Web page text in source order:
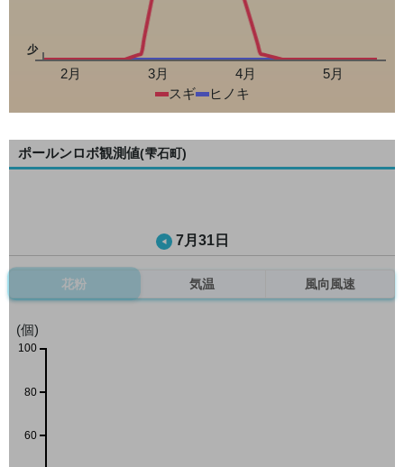
少
2月 3月 4月
5月
スギ
ヒノキ
ポールンロボ観測値(雫石町)
7月31日
花粉 気温 風向風速
(個)
60
80
100